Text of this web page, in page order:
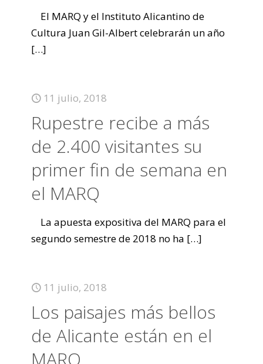
El MARQ y el Instituto Alicantino de
Cultura Juan Gil-Albert celebrarán un año
[…]
11 julio, 2018
Rupestre recibe a más
de 2.400 visitantes su
primer fin de semana en
el MARQ
La apuesta expositiva del MARQ para el
segundo semestre de 2018 no ha […]
11 julio, 2018
Los paisajes más bellos
de Alicante están en el
MARQ